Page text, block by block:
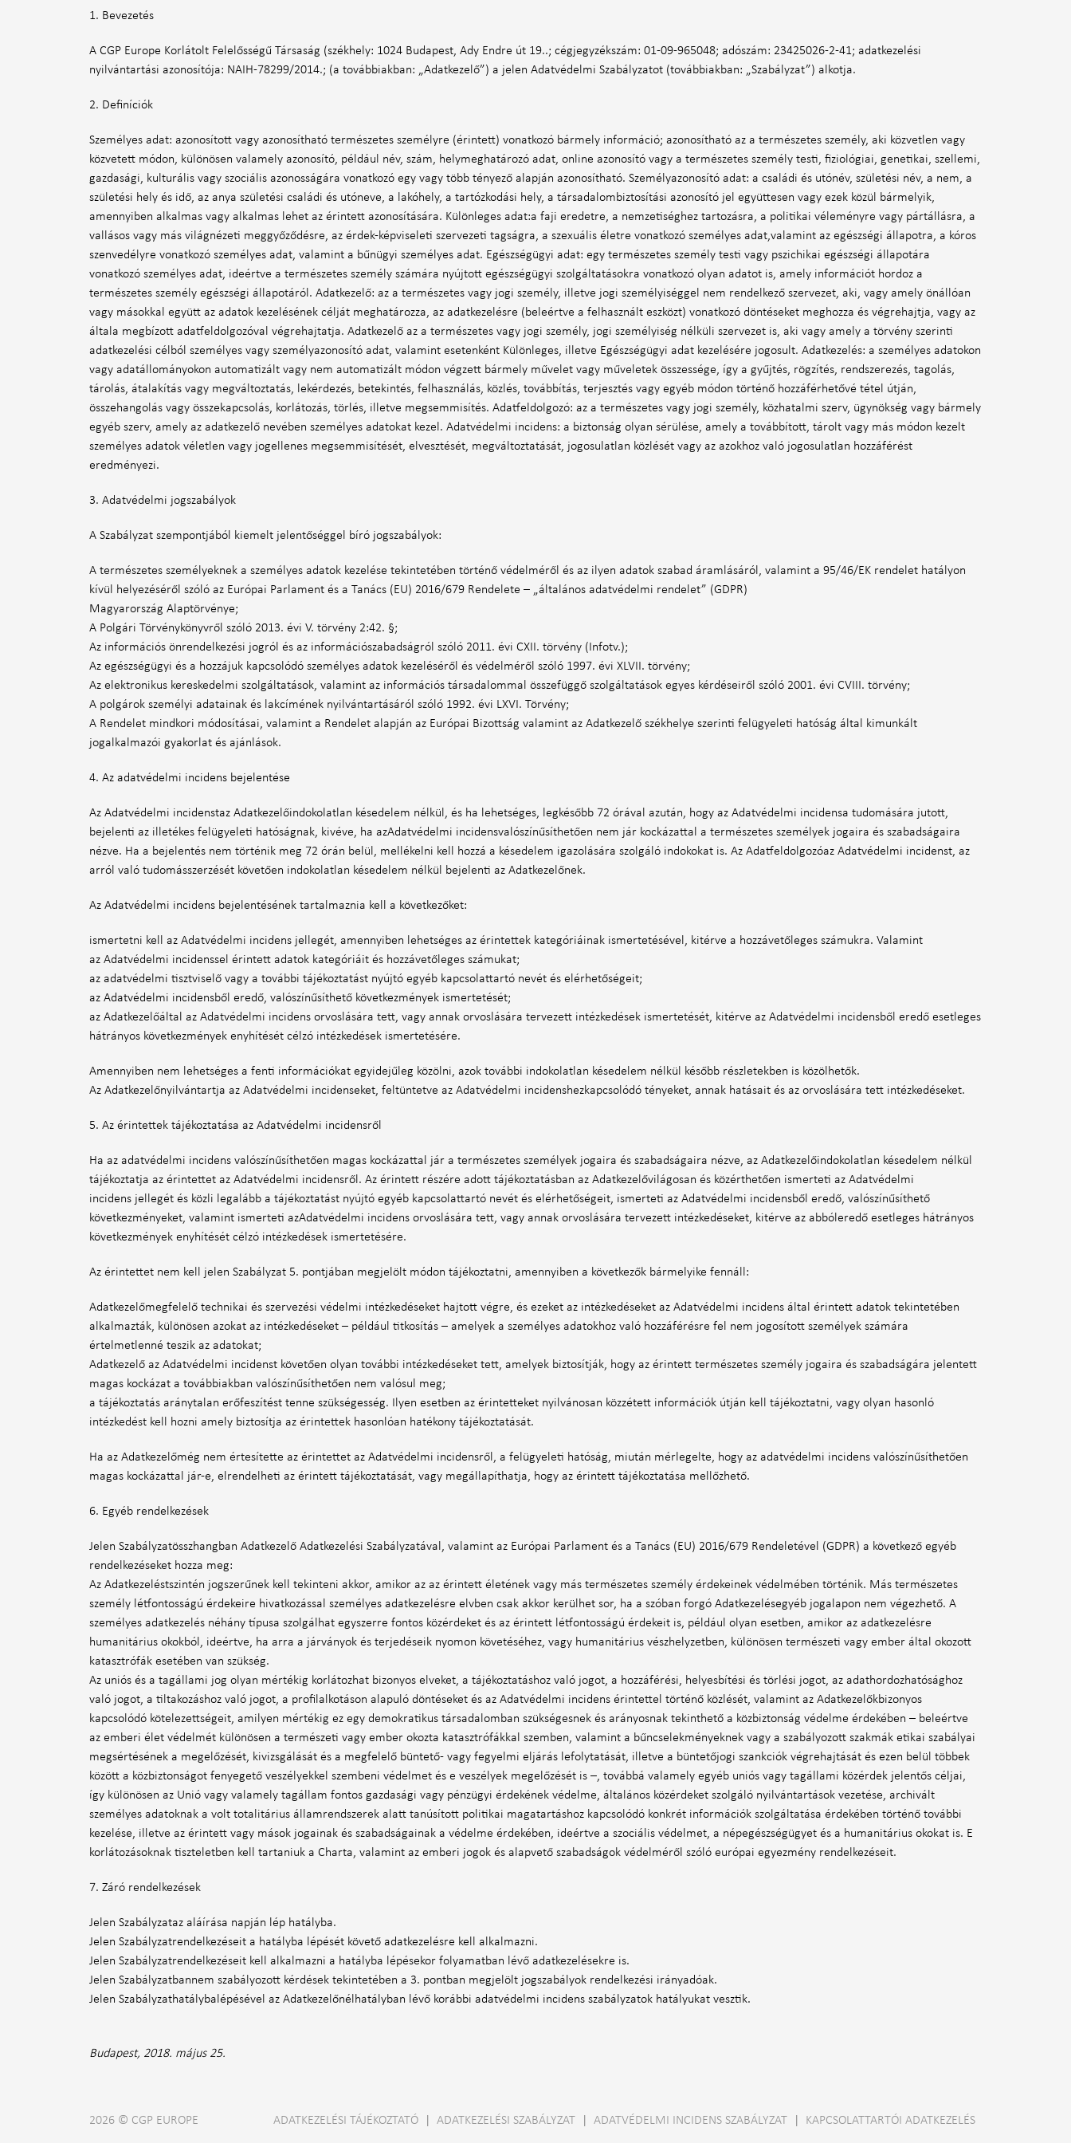
1. Bevezetés
A CGP Europe Korlátolt Felelősségű Társaság (székhely: 1024 Budapest, Ady Endre út 19..; cégjegyzékszám: 01-09-965048; adószám: 23425026-2-41; adatkezelési
nyilvántartási azonosítója: NAIH-78299/2014.; (a továbbiakban: „Adatkezelő”) a jelen Adatvédelmi Szabályzatot (továbbiakban: „Szabályzat”) alkotja.
2. Definíciók
Személyes adat: azonosított vagy azonosítható természetes személyre (érintett) vonatkozó bármely információ; azonosítható az a természetes személy, aki közvetlen vagy
közvetett módon, különösen valamely azonosító, például név, szám, helymeghatározó adat, online azonosító vagy a természetes személy testi, fiziológiai, genetikai, szellemi,
gazdasági, kulturális vagy szociális azonosságára vonatkozó egy vagy több tényező alapján azonosítható. Személyazonosító adat: a családi és utónév, születési név, a nem, a
születési hely és idő, az anya születési családi és utóneve, a lakóhely, a tartózkodási hely, a társadalombiztosítási azonosító jel együttesen vagy ezek közül bármelyik,
amennyiben alkalmas vagy alkalmas lehet az érintett azonosítására. Különleges adat:a faji eredetre, a nemzetiséghez tartozásra, a politikai véleményre vagy pártállásra, a
vallásos vagy más világnézeti meggyőződésre, az érdek-képviseleti szervezeti tagságra, a szexuális életre vonatkozó személyes adat,valamint az egészségi állapotra, a kóros
szenvedélyre vonatkozó személyes adat, valamint a bűnügyi személyes adat. Egészségügyi adat: egy természetes személy testi vagy pszichikai egészségi állapotára
vonatkozó személyes adat, ideértve a természetes személy számára nyújtott egészségügyi szolgáltatásokra vonatkozó olyan adatot is, amely információt hordoz a
természetes személy egészségi állapotáról. Adatkezelő: az a természetes vagy jogi személy, illetve jogi személyiséggel nem rendelkező szervezet, aki, vagy amely önállóan
vagy másokkal együtt az adatok kezelésének célját meghatározza, az adatkezelésre (beleértve a felhasznált eszközt) vonatkozó döntéseket meghozza és végrehajtja, vagy az
általa megbízott adatfeldolgozóval végrehajtatja. Adatkezelő az a természetes vagy jogi személy, jogi személyiség nélküli szervezet is, aki vagy amely a törvény szerinti
adatkezelési célból személyes vagy személyazonosító adat, valamint esetenként Különleges, illetve Egészségügyi adat kezelésére jogosult. Adatkezelés: a személyes adatokon
vagy adatállományokon automatizált vagy nem automatizált módon végzett bármely művelet vagy műveletek összessége, így a gyűjtés, rögzítés, rendszerezés, tagolás,
tárolás, átalakítás vagy megváltoztatás, lekérdezés, betekintés, felhasználás, közlés, továbbítás, terjesztés vagy egyéb módon történő hozzáférhetővé tétel útján,
összehangolás vagy összekapcsolás, korlátozás, törlés, illetve megsemmisítés. Adatfeldolgozó: az a természetes vagy jogi személy, közhatalmi szerv, ügynökség vagy bármely
egyéb szerv, amely az adatkezelő nevében személyes adatokat kezel. Adatvédelmi incidens: a biztonság olyan sérülése, amely a továbbított, tárolt vagy más módon kezelt
személyes adatok véletlen vagy jogellenes megsemmisítését, elvesztését, megváltoztatását, jogosulatlan közlését vagy az azokhoz való jogosulatlan hozzáférést
eredményezi.
3. Adatvédelmi jogszabályok
A Szabályzat szempontjából kiemelt jelentőséggel bíró jogszabályok:
A természetes személyeknek a személyes adatok kezelése tekintetében történő védelméről és az ilyen adatok szabad áramlásáról, valamint a 95/46/EK rendelet hatályon
kívül helyezéséről szóló az Európai Parlament és a Tanács (EU) 2016/679 Rendelete – „általános adatvédelmi rendelet” (GDPR)
Magyarország Alaptörvénye;
A Polgári Törvénykönyvről szóló 2013. évi V. törvény 2:42. §;
Az információs önrendelkezési jogról és az információszabadságról szóló 2011. évi CXII. törvény (Infotv.);
Az egészségügyi és a hozzájuk kapcsolódó személyes adatok kezeléséről és védelméről szóló 1997. évi XLVII. törvény;
Az elektronikus kereskedelmi szolgáltatások, valamint az információs társadalommal összefüggő szolgáltatások egyes kérdéseiről szóló 2001. évi CVIII. törvény;
A polgárok személyi adatainak és lakcímének nyilvántartásáról szóló 1992. évi LXVI. Törvény;
A Rendelet mindkori módosításai, valamint a Rendelet alapján az Európai Bizottság valamint az Adatkezelő székhelye szerinti felügyeleti hatóság által kimunkált
jogalkalmazói gyakorlat és ajánlások.
4. Az adatvédelmi incidens bejelentése
Az Adatvédelmi incidenstaz Adatkezelőindokolatlan késedelem nélkül, és ha lehetséges, legkésőbb 72 órával azután, hogy az Adatvédelmi incidensa tudomására jutott,
bejelenti az illetékes felügyeleti hatóságnak, kivéve, ha azAdatvédelmi incidensvalószínűsíthetően nem jár kockázattal a természetes személyek jogaira és szabadságaira
nézve. Ha a bejelentés nem történik meg 72 órán belül, mellékelni kell hozzá a késedelem igazolására szolgáló indokokat is. Az Adatfeldolgozóaz Adatvédelmi incidenst, az
arról való tudomásszerzését követően indokolatlan késedelem nélkül bejelenti az Adatkezelőnek.
Az Adatvédelmi incidens bejelentésének tartalmaznia kell a következőket:
ismertetni kell az Adatvédelmi incidens jellegét, amennyiben lehetséges az érintettek kategóriáinak ismertetésével, kitérve a hozzávetőleges számukra. Valamint
az Adatvédelmi incidenssel érintett adatok kategóriáit és hozzávetőleges számukat;
az adatvédelmi tisztviselő vagy a további tájékoztatást nyújtó egyéb kapcsolattartó nevét és elérhetőségeit;
az Adatvédelmi incidensből eredő, valószínűsíthető következmények ismertetését;
az Adatkezelőáltal az Adatvédelmi incidens orvoslására tett, vagy annak orvoslására tervezett intézkedések ismertetését, kitérve az Adatvédelmi incidensből eredő esetleges
hátrányos következmények enyhítését célzó intézkedések ismertetésére.
Amennyiben nem lehetséges a fenti információkat egyidejűleg közölni, azok további indokolatlan késedelem nélkül később részletekben is közölhetők.
Az Adatkezelőnyilvántartja az Adatvédelmi incidenseket, feltüntetve az Adatvédelmi incidenshezkapcsolódó tényeket, annak hatásait és az orvoslására tett intézkedéseket.
5. Az érintettek tájékoztatása az Adatvédelmi incidensről
Ha az adatvédelmi incidens valószínűsíthetően magas kockázattal jár a természetes személyek jogaira és szabadságaira nézve, az Adatkezelőindokolatlan késedelem nélkül
tájékoztatja az érintettet az Adatvédelmi incidensről. Az érintett részére adott tájékoztatásban az Adatkezelővilágosan és közérthetően ismerteti az Adatvédelmi
incidens jellegét és közli legalább a tájékoztatást nyújtó egyéb kapcsolattartó nevét és elérhetőségeit, ismerteti az Adatvédelmi incidensből eredő, valószínűsíthető
következményeket, valamint ismerteti azAdatvédelmi incidens orvoslására tett, vagy annak orvoslására tervezett intézkedéseket, kitérve az abbóleredő esetleges hátrányos
következmények enyhítését célzó intézkedések ismertetésére.
Az érintettet nem kell jelen Szabályzat 5. pontjában megjelölt módon tájékoztatni, amennyiben a következők bármelyike fennáll:
Adatkezelőmegfelelő technikai és szervezési védelmi intézkedéseket hajtott végre, és ezeket az intézkedéseket az Adatvédelmi incidens által érintett adatok tekintetében
alkalmazták, különösen azokat az intézkedéseket – például titkosítás – amelyek a személyes adatokhoz való hozzáférésre fel nem jogosított személyek számára
értelmetlenné teszik az adatokat;
Adatkezelő az Adatvédelmi incidenst követően olyan további intézkedéseket tett, amelyek biztosítják, hogy az érintett természetes személy jogaira és szabadságára jelentett
magas kockázat a továbbiakban valószínűsíthetően nem valósul meg;
a tájékoztatás aránytalan erőfeszítést tenne szükségesség. Ilyen esetben az érintetteket nyilvánosan közzétett információk útján kell tájékoztatni, vagy olyan hasonló
intézkedést kell hozni amely biztosítja az érintettek hasonlóan hatékony tájékoztatását.
Ha az Adatkezelőmég nem értesítette az érintettet az Adatvédelmi incidensről, a felügyeleti hatóság, miután mérlegelte, hogy az adatvédelmi incidens valószínűsíthetően
magas kockázattal jár-e, elrendelheti az érintett tájékoztatását, vagy megállapíthatja, hogy az érintett tájékoztatása mellőzhető.
6. Egyéb rendelkezések
Jelen Szabályzatösszhangban Adatkezelő Adatkezelési Szabályzatával, valamint az Európai Parlament és a Tanács (EU) 2016/679 Rendeletével (GDPR) a következő egyéb
rendelkezéseket hozza meg:
Az Adatkezeléstszintén jogszerűnek kell tekinteni akkor, amikor az az érintett életének vagy más természetes személy érdekeinek védelmében történik. Más természetes
személy létfontosságú érdekeire hivatkozással személyes adatkezelésre elvben csak akkor kerülhet sor, ha a szóban forgó Adatkezelésegyéb jogalapon nem végezhető. A
személyes adatkezelés néhány típusa szolgálhat egyszerre fontos közérdeket és az érintett létfontosságú érdekeit is, például olyan esetben, amikor az adatkezelésre
humanitárius okokból, ideértve, ha arra a járványok és terjedéseik nyomon követéséhez, vagy humanitárius vészhelyzetben, különösen természeti vagy ember által okozott
katasztrófák esetében van szükség.
Az uniós és a tagállami jog olyan mértékig korlátozhat bizonyos elveket, a tájékoztatáshoz való jogot, a hozzáférési, helyesbítési és törlési jogot, az adathordozhatósághoz
való jogot, a tiltakozáshoz való jogot, a profilalkotáson alapuló döntéseket és az Adatvédelmi incidens érintettel történő közlését, valamint az Adatkezelőkbizonyos
kapcsolódó kötelezettségeit, amilyen mértékig ez egy demokratikus társadalomban szükségesnek és arányosnak tekinthető a közbiztonság védelme érdekében – beleértve
az emberi élet védelmét különösen a természeti vagy ember okozta katasztrófákkal szemben, valamint a bűncselekményeknek vagy a szabályozott szakmák etikai szabályai
megsértésének a megelőzését, kivizsgálását és a megfelelő büntető- vagy fegyelmi eljárás lefolytatását, illetve a büntetőjogi szankciók végrehajtását és ezen belül többek
között a közbiztonságot fenyegető veszélyekkel szembeni védelmet és e veszélyek megelőzését is –, továbbá valamely egyéb uniós vagy tagállami közérdek jelentős céljai,
így különösen az Unió vagy valamely tagállam fontos gazdasági vagy pénzügyi érdekének védelme, általános közérdeket szolgáló nyilvántartások vezetése, archivált
személyes adatoknak a volt totalitárius államrendszerek alatt tanúsított politikai magatartáshoz kapcsolódó konkrét információk szolgáltatása érdekében történő további
kezelése, illetve az érintett vagy mások jogainak és szabadságainak a védelme érdekében, ideértve a szociális védelmet, a népegészségügyet és a humanitárius okokat is. E
korlátozásoknak tiszteletben kell tartaniuk a Charta, valamint az emberi jogok és alapvető szabadságok védelméről szóló európai egyezmény rendelkezéseit.
7. Záró rendelkezések
Jelen Szabályzataz aláírása napján lép hatályba.
Jelen Szabályzatrendelkezéseit a hatályba lépését követő adatkezelésre kell alkalmazni.
Jelen Szabályzatrendelkezéseit kell alkalmazni a hatályba lépésekor folyamatban lévő adatkezelésekre is.
Jelen Szabályzatbannem szabályozott kérdések tekintetében a 3. pontban megjelölt jogszabályok rendelkezési irányadóak.
Jelen Szabályzathatálybalépésével az Adatkezelőnélhatályban lévő korábbi adatvédelmi incidens szabályzatok hatályukat vesztik.
Budapest, 2018. május 25.
2026 © CGP EUROPE ADATKEZELÉSI TÁJÉKOZTATÓ ADATKEZELÉSI SZABÁLYZAT ADATVÉDELMI INCIDENS SZABÁLYZAT KAPCSOLATTARTÓI ADATKEZELÉS